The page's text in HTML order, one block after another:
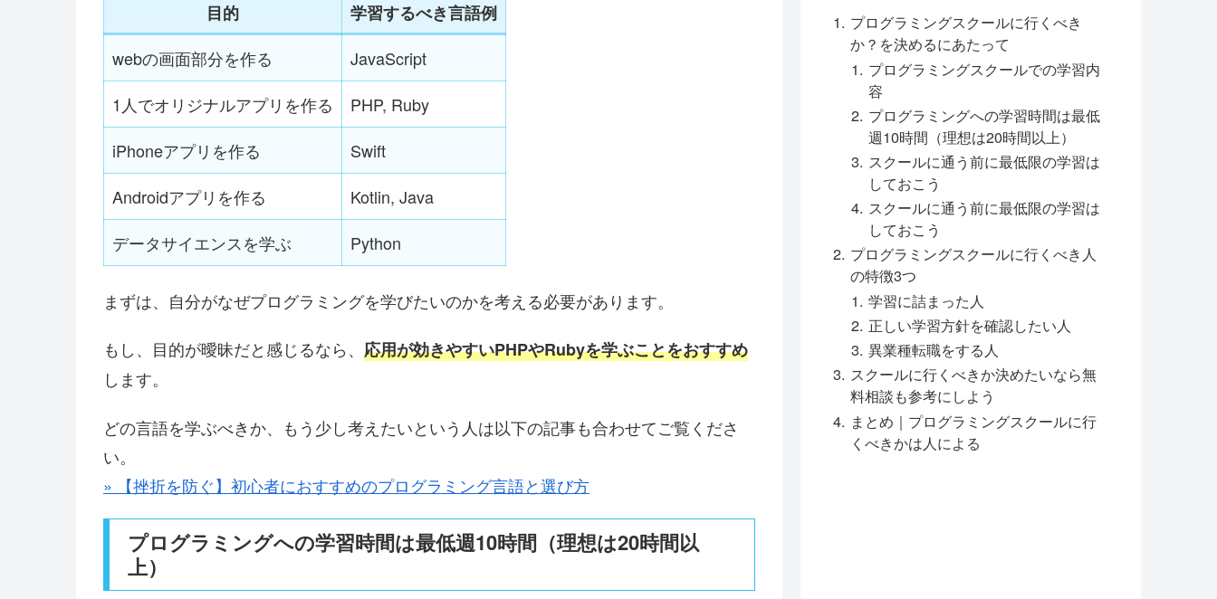
目的
学習するべき言語例
webの画面部分を作る
JavaScript
1人でオリジナルアプリを作る
PHP, Ruby
iPhoneアプリを作る
Swift
Androidアプリを作る
Kotlin, Java
データサイエンスを学ぶ
Python
まずは、自分がなぜプログラミングを学びたいのかを考える必要があります。
もし、目的が曖昧だと感じるなら、 応用が効きやすいPHPやRubyを学ぶことをおすすめ
します。
どの言語を学ぶべきか、もう少し考えたいという人は以下の記事も合わせてご覧くださ
い。
» 【挫折を防ぐ】初心者におすすめのプログラミング言語と選び方
プログラミングへの学習時間は最低週10時間（理想は20時間以
上）
プログラミングスクールに行くべき
か？を決めるにあたって
プログラミングスクールでの学習内
容
プログラミングへの学習時間は最低
週10時間（理想は20時間以上）
スクールに通う前に最低限の学習は
しておこう
スクールに通う前に最低限の学習は
しておこう
プログラミングスクールに行くべき人
の特徴3つ
学習に詰まった人
正しい学習方針を確認したい人
異業種転職をする人
スクールに行くべきか決めたいなら無
料相談も参考にしよう
まとめ｜プログラミングスクールに行
くべきかは人による